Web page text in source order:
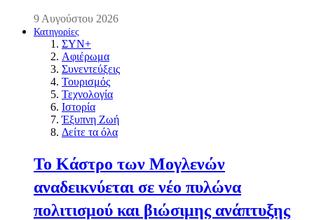
9 Αυγούστου 2026
Κατηγορίες
ΣΥΝ+
Αφιέρωμα
Συνεντεύξεις
Τουρισμός
Τεχνολογία
Ιστορία
Έξυπνη Ζωή
Δείτε τα όλα
Το Κάστρο των Μογλενών
αναδεικνύεται σε νέο πυλώνα
πολιτισμού και βιώσιμης ανάπτυξης